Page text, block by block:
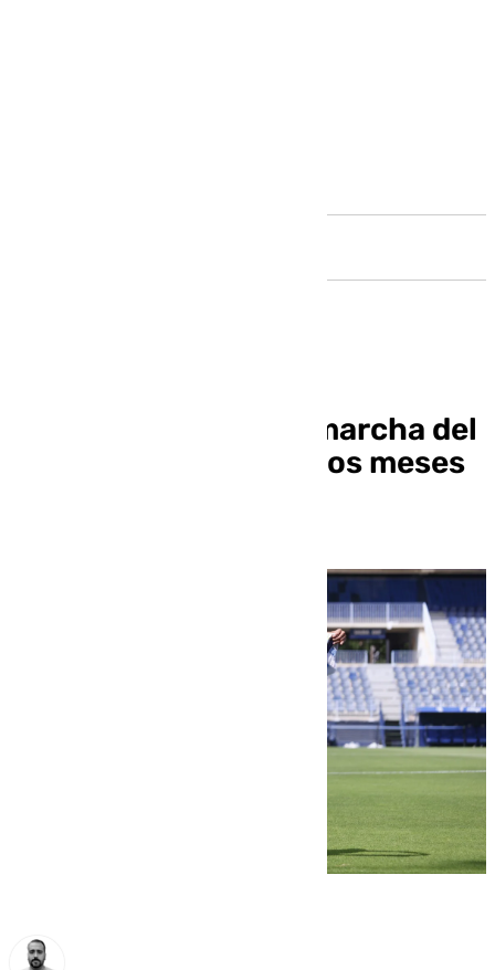
Castel habla tras su marcha del
Málaga: «Han sido unos meses